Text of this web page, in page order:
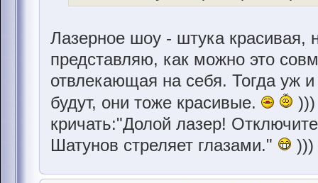
Лазерное шоу - штука красивая,
представляю, как можно это
отвлекающая на себя. Тогда уж
будут, они тоже красивые.
кричать:"Долой лазер!
Шатунов стреляет глазами."
)))